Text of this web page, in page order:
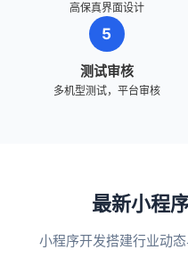
高保真界面设计
5
测试审核
多机型测试，平台审核
最新小程
小程序开发搭建行业动